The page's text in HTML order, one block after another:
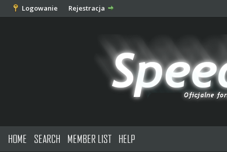
Logowanie Rejestracja
HOME SEARCH MEMBER LIST HELP